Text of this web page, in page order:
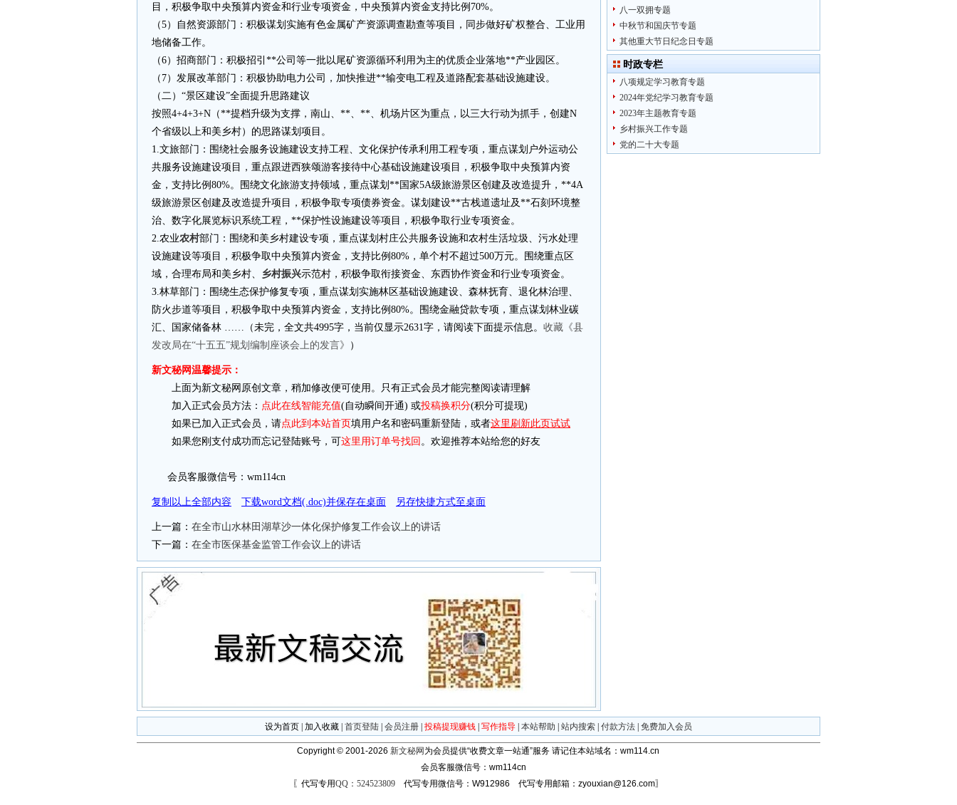
目，积极争取中央预算内资金和行业专项资金，中央预算内资金支持比例70%。
（5）自然资源部门：积极谋划实施有色金属矿产资源调查勘查等项目，同步做好矿权整合、工业用
地储备工作。
（6）招商部门：积极招引**公司等一批以尾矿资源循环利用为主的优质企业落地**产业园区。
（7）发展改革部门：积极协助电力公司，加快推进**输变电工程及道路配套基础设施建设。
（二）“景区建设”全面提升思路建议
按照4+4+3+N（**提档升级为支撑，南山、**、**、机场片区为重点，以三大行动为抓手，创建N
个省级以上和美乡村）的思路谋划项目。
1.文旅部门：围绕社会服务设施建设支持工程、文化保护传承利用工程专项，重点谋划户外运动公
共服务设施建设项目，重点跟进西狭颂游客接待中心基础设施建设项目，积极争取中央预算内资
金，支持比例80%。围绕文化旅游支持领域，重点谋划**国家5A级旅游景区创建及改造提升，**4A
级旅游景区创建及改造提升项目，积极争取专项债券资金。谋划建设**古栈道遗址及**石刻环境整
治、数字化展览标识系统工程，**保护性设施建设等项目，积极争取行业专项资金。
2.农业农村部门：围绕和美乡村建设专项，重点谋划村庄公共服务设施和农村生活垃圾、污水处理
设施建设等项目，积极争取中央预算内资金，支持比例80%，单个村不超过500万元。围绕重点区
域，合理布局和美乡村、
乡村振兴示范村，积极争取衔接资金、东西协作资金和行业专项资金。
3.林草部门：围绕生态保护修复专项，重点谋划实施林区基础设施建设、森林抚育、退化林治理、
防火步道等项目，积极争取中央预算内资金，支持比例80%。围绕金融贷款专项，重点谋划林业碳
汇、国家储备林 ……（未完，全文共4995字，当前仅显示2631字，请阅读下面提示信息。 收藏《县
发改局在“十五五”规划编制座谈会上的发言》
）
新文秘网温馨提示：
上面为新文秘网原创文章，稍加修改便可使用。只有正式会员才能完整阅读请理解
加入正式会员方法： 点此在线智能充值(自动瞬间开通) 或投稿换积分(积分可提现)
如果已加入正式会员，请点此到本站首页填用户名和密码重新登陆，或者这里刷新此页试试
如果您刚支付成功而忘记登陆账号，可这里用订单号找回 。欢迎推荐本站给您的好友
会员客服微信号：wm114cn
复制以上全部内容 下载word文档(.doc)并保存在桌面 另存快捷方式至桌面
上一篇： 在全市山水林田湖草沙一体化保护修复工作会议上的讲话
下一篇： 在全市医保基金监管工作会议上的讲话
八一双拥专题
中秋节和国庆节专题
其他重大节日纪念日专题
时政专栏
八项规定学习教育专题
2024年党纪学习教育专题
2023年主题教育专题
乡村振兴工作专题
党的二十大专题
设为首页 加入收藏 首页登陆 会员注册 投稿提现赚钱 写作指导 本站帮助 站内搜索 付款方法 免费加入会员
Copyright © 2001-2026 新文秘网 为会员提供“收费文章一站通”服务 请记住本站域名：wm114.cn
会员客服微信号：wm114cn
〖代写专用QQ：524523809代写专用微信号：W912986 代写专用邮箱：zyouxian@126.com〗